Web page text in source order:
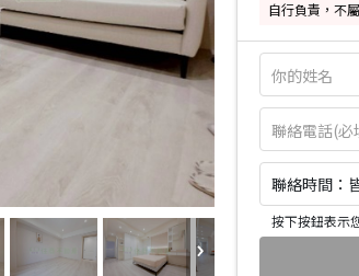
自行負責，不
聯絡時間：
按下按鈕表示